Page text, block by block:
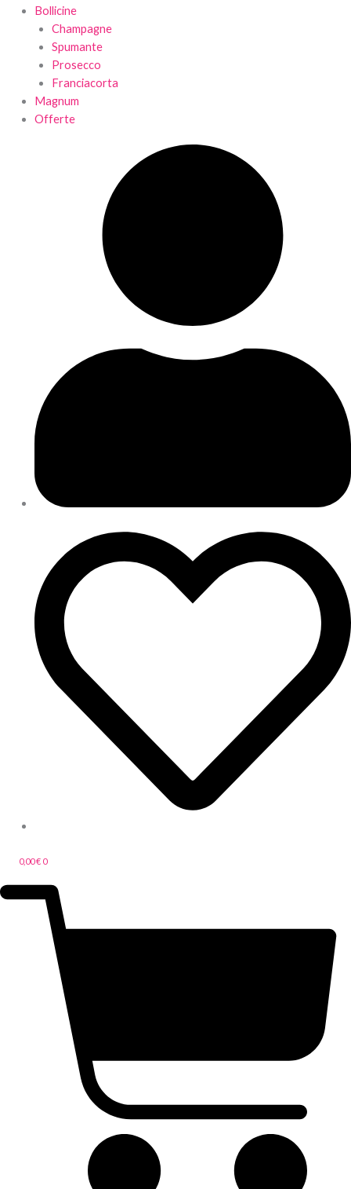
Bollicine
Champagne
Spumante
Prosecco
Franciacorta
Magnum
Offerte
0,00€ 0